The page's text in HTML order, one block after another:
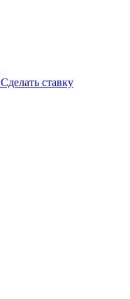
Сделать ставку